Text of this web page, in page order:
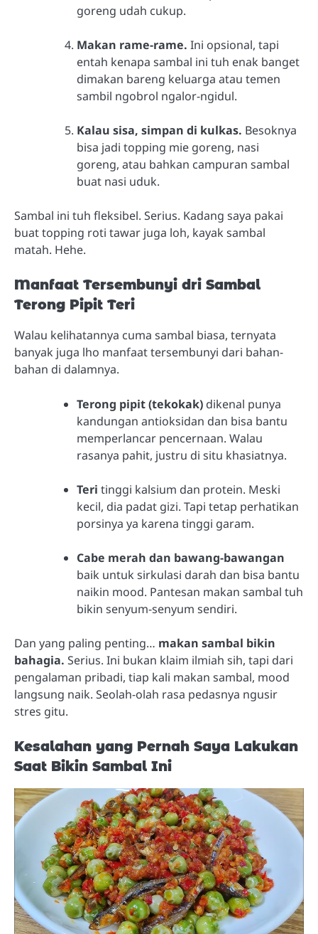
goreng udah cukup.
Makan rame-rame. Ini opsional, tapi
entah kenapa sambal ini tuh enak banget
dimakan bareng keluarga atau temen
sambil ngobrol ngalor-ngidul.
Kalau sisa, simpan di kulkas. Besoknya
bisa jadi topping mie goreng, nasi
goreng, atau bahkan campuran sambal
buat nasi uduk.
Sambal ini tuh fleksibel. Serius. Kadang saya pakai
buat topping roti tawar juga loh, kayak sambal
matah. Hehe.
Manfaat Tersembunyi dri Sambal
Terong Pipit Teri
Walau kelihatannya cuma sambal biasa, ternyata
banyak juga lho manfaat tersembunyi dari bahan-
bahan di dalamnya.
Terong pipit (tekokak) dikenal punya
kandungan antioksidan dan bisa bantu
memperlancar pencernaan. Walau
rasanya pahit, justru di situ khasiatnya.
Teri tinggi kalsium dan protein. Meski
kecil, dia padat gizi. Tapi tetap perhatikan
porsinya ya karena tinggi garam.
Cabe merah dan bawang-bawangan
baik untuk sirkulasi darah dan bisa bantu
naikin mood. Pantesan makan sambal tuh
bikin senyum-senyum sendiri.
Dan yang paling penting… makan sambal bikin
bahagia. Serius. Ini bukan klaim ilmiah sih, tapi dari
pengalaman pribadi, tiap kali makan sambal, mood
langsung naik. Seolah-olah rasa pedasnya ngusir
stres gitu.
Kesalahan yang Pernah Saya Lakukan
Saat Bikin Sambal Ini